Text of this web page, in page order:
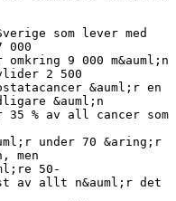
som lever med
000
9 000 m&auml;n
2 500
&auml;r en
&auml;n
35 % av all cancer som
under 70 &aring;r
men
50-
av allt n&auml;r det